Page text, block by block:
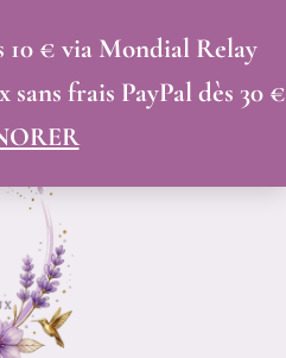
€ via Mondial Relay
frais PayPal dès 30 €